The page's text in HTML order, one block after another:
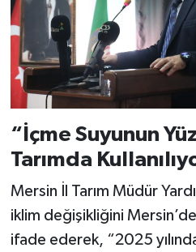
“İçme Suyunun
Tarımda
Mersin İl Tarım Müdür
iklim değişikliğini
ifade ederek, “2025